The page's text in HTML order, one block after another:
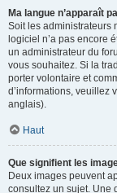
Ma langue n’apparaît
Soit les administrateurs
logiciel n’a pas encore
un administrateur du
vous souhaitez. Si la
porter volontaire et
d’informations, veuillez
anglais).
Haut
Que signifient les
Deux images peuvent
consultez un sujet. Une